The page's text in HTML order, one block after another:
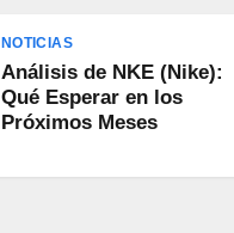
NOTICIAS
Análisis de NKE (Nike):
Qué Esperar en los
Próximos Meses